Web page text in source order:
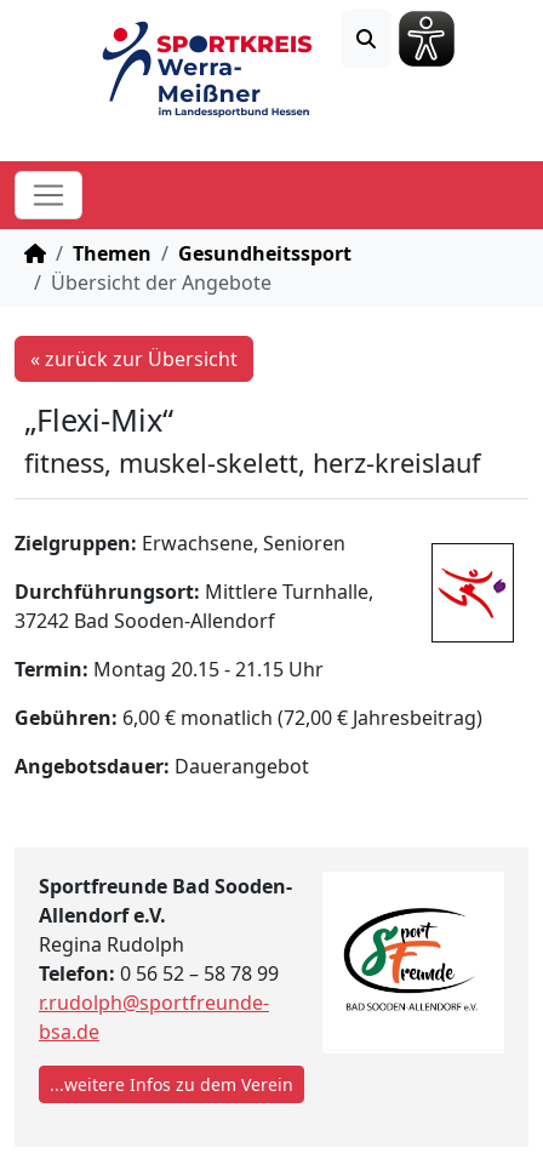
STARTSEITE
Themen
Gesundheitssport
Übersicht der Angebote
« zurück zur Übersicht
„Flexi-Mix“
fitness, muskel-skelett, herz-kreislauf
Zielgruppen: Erwachsene, Senioren
Durchführungsort: Mittlere Turnhalle,
37242 Bad Sooden-Allendorf
Termin: Montag 20.15 - 21.15 Uhr
Gebühren: 6,00 € monatlich (72,00 € Jahresbeitrag)
Angebotsdauer: Dauerangebot
Sportfreunde Bad Sooden-
Allendorf e.V.
Regina Rudolph
Telefon: 0 56 52 – 58 78 99
r.rudolph@sportfreunde-
bsa.de
...weitere Infos zu dem Verein